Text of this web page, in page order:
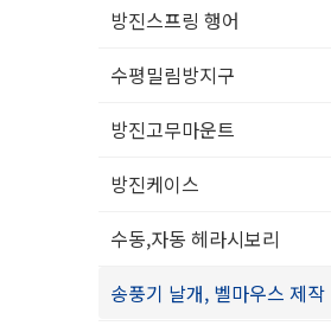
방진스프링 행어
수평밀림방지구
방진고무마운트
방진케이스
수동,자동 헤라시보리
송풍기 날개, 벨마우스 제작